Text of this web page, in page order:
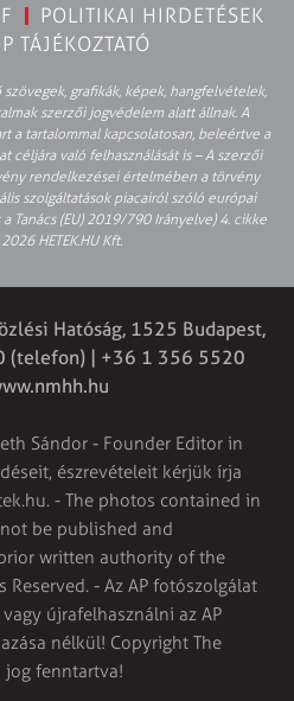
POLITIKAI HIRDETÉSEK
TÁJÉKOZTATÓ
grafikák, képek, hangfelvételek,
szerzői jogvédelem alatt állnak. A
a tartalommal kapcsolatosan, beleértve a
céljára való felhasználását is – A szerzői
rendelkezései értelmében a törvény
szolgáltatások piacairól szóló európai
Tanács (EU) 2019/790 Irányelve) 4. cikke
HETEK.HU Kft.
Hatóság, 1525 Budapest,
(telefon) | +36 1 356 5520
Sándor - Founder Editor in
észrevételeit kérjük írja
. - The photos contained in
be published and
written authority of the
Reserved. - Az AP fotószolgálat
újrafelhasználni az AP
nélkül! Copyright The
jog fenntartva!